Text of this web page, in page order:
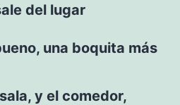
del lugar
una boquita más
y el comedor,